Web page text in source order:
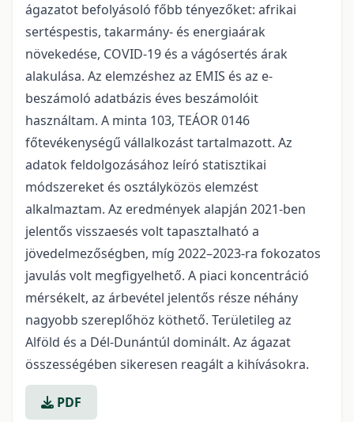
ágazatot befolyásoló főbb tényezőket: afrikai
sertéspestis, takarmány- és energiaárak
növekedése, COVID-19 és a vágósertés árak
alakulása. Az elemzéshez az EMIS és az e-
beszámoló adatbázis éves beszámolóit
használtam. A minta 103, TEÁOR 0146
főtevékenységű vállalkozást tartalmazott. Az
adatok feldolgozásához leíró statisztikai
módszereket és osztályközös elemzést
alkalmaztam. Az eredmények alapján 2021-ben
jelentős visszaesés volt tapasztalható a
jövedelmezőségben, míg 2022–2023-ra fokozatos
javulás volt megfigyelhető. A piaci koncentráció
mérsékelt, az árbevétel jelentős része néhány
nagyobb szereplőhöz köthető. Területileg az
Alföld és a Dél-Dunántúl dominált. Az ágazat
összességében sikeresen reagált a kihívásokra.
PDF